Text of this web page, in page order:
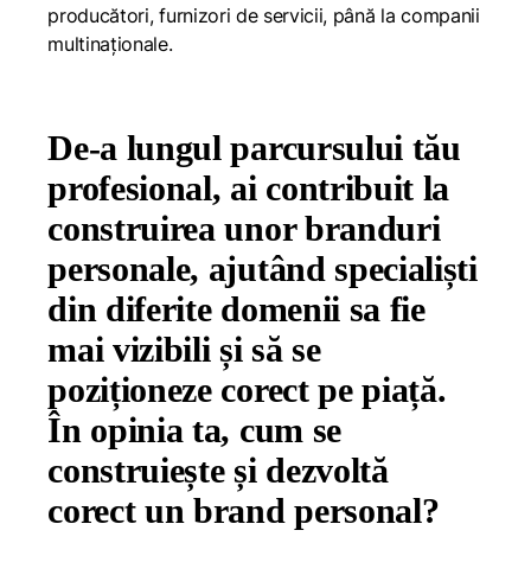
producători, furnizori de servicii, până la companii
multinaționale.
De-a lungul parcursului tău
profesional, ai contribuit la
construirea unor branduri
personale, ajutând specialiști
din diferite domenii sa fie
mai vizibili și să se
poziționeze corect pe piață.
În opinia ta, cum se
construiește și dezvoltă
corect un brand personal?